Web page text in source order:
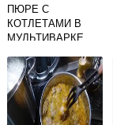
ПЮРЕ С
КОТЛЕТАМИ В
МУЛЬТИВАРКЕ